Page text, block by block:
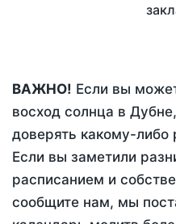
ВАЖНО! Если вы
восход солнца в
доверять какому-
Если вы заметили
расписанием и
сообщите нам, мы